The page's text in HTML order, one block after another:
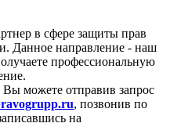
в сфере защиты прав
Данное направление - наш
профессиональную
Вы можете отправив запрос
, позвонив по
на